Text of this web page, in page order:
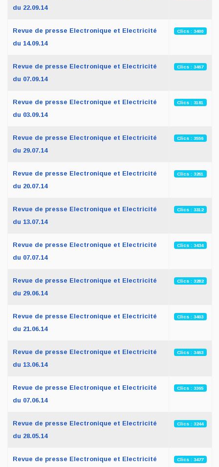
du 22.09.14
Revue de presse Electronique et Electricité
du 14.09.14
Clics : 3400
Revue de presse Electronique et Electricité
du 07.09.14
Clics : 3467
Revue de presse Electronique et Electricité
du 03.09.14
Clics : 3181
Revue de presse Electronique et Electricité
du 29.07.14
Clics : 3556
Revue de presse Electronique et Electricité
du 20.07.14
Clics : 3261
Revue de presse Electronique et Electricité
du 13.07.14
Clics : 3312
Revue de presse Electronique et Electricité
du 07.07.14
Clics : 3434
Revue de presse Electronique et Electricité
du 29.06.14
Clics : 3282
Revue de presse Electronique et Electricité
du 21.06.14
Clics : 3403
Revue de presse Electronique et Electricité
du 13.06.14
Clics : 3463
Revue de presse Electronique et Electricité
du 07.06.14
Clics : 3365
Revue de presse Electronique et Electricité
du 28.05.14
Clics : 3244
Revue de presse Electronique et Electricité
Clics : 3477